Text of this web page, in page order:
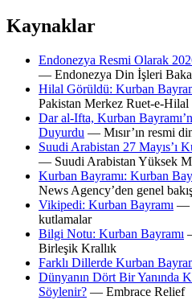
Kaynaklar
Endonezya Resmi Olarak
— Endonezya Din İşleri
Hilal Görüldü: Kurban
Pakistan Merkez Ruet-e-Hilal
Dar al-Ifta, Kurban
Duyurdu — Mısır’ın resmi
Suudi Arabistan 27 Mayıs’ı
— Suudi Arabistan Yüksek
Kurban Bayramı: Kurban
News Agency’den genel
Vikipedi: Kurban Bayramı —
kutlamalar
Bilgi Notu: Kurban Bayramı
Birleşik Krallık
Farklı Dillerde Kurban
Dünyanın Dört Bir Yanında
Söylenir? — Embrace Relief